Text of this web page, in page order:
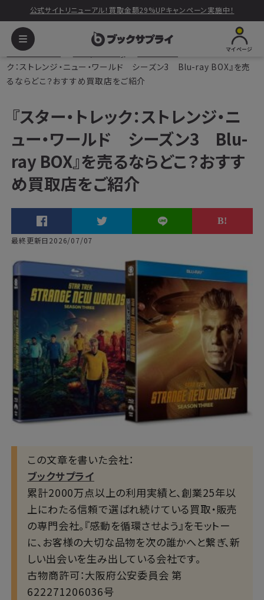
公式サイトリニューアル！買取金額29%UPキャンペーン実施中！
マイページ
ブックサプライ
『スター・トレッ
ク：ストレンジ・ニュー・ワールド シーズン3 Blu-ray BOX』を売
るならどこ？おすすめ買取店をご紹介
『スター・トレック：ストレンジ・ニ
ュー・ワールド シーズン3 Blu-
ray BOX』を売るならどこ？おすす
め買取店をご紹介
最終更新日2026/07/07
この文章を書いた会社：
ブックサプライ
累計2000万点以上の利用実績と、創業25年以
上にわたる信頼で選ばれ続けている買取・販売
の専門会社。『感動を循環させよう』をモットー
に、お客様の大切な品物を次の誰かへと繋ぎ、新
しい出会いを生み出している会社です。
古物商許可：大阪府公安委員会 第
622271206036号